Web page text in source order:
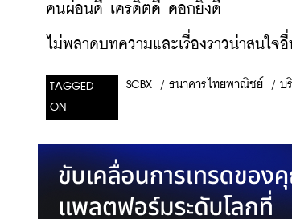
คนผ่อนดี เครดิตดี ดอกยิ่งดี
ไม่พลาดบทความและเรื่องราวน่าสนใ
TAGGED
ON
SCBX / ธนาคารไทยพาณิชย์ / บ